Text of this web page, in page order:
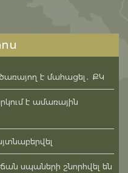
է մահացել․ ՔԿ
է ամառային
սպաների շնորհվել են